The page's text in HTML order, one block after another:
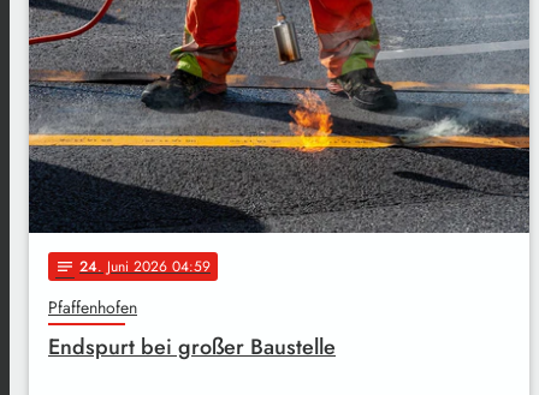
notes 24. Juni 2026 04:59
Pfaffenhofen
Endspurt bei großer Baustelle